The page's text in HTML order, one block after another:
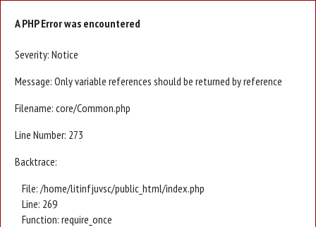
A PHP Error was encountered
Severity: Notice
Message: Only variable references should be returned by reference
Filename: core/Common.php
Line Number: 273
Backtrace:
File: /home/litinfjuvsc/public_html/index.php
Line: 269
Function: require_once